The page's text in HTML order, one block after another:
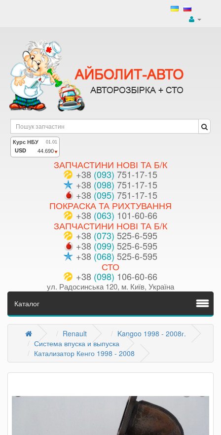
ЗАПЧАСТИНИ НОВІ ТА Б/К
+38 (093) 751-17-15
+38 (098) 751-17-15
+38 (095) 751-17-15
ПОКРАСКА ТА РИХТУВАННЯ
+38 (063) 101-60-66
ЗАПЧАСТИНИ НОВІ ТА Б/К
+38 (073) 525-6-595
+38 (099) 525-6-595
+38 (068) 525-6-595
СТО
+38 (098) 106-60-66
ул. Радосинська 120, м. Київ, Україна
Каталог
Renault
Kangoo 1998 - 2008г.
Система впуска и выпуска
Катализатор Кенго 1998 - 2008